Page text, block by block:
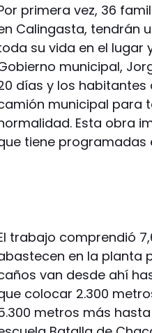
primera vez, 36
Calingasta, tendrán
su vida en el lugar
municipal,
días y los habitantes
municipal para
Esta obra
tiene programadas
trabajo comprendió
en la planta
van desde ahí
colocar 2.300
metros más